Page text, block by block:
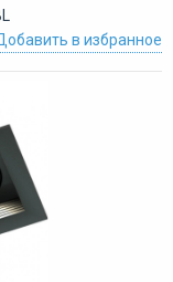
в избранное